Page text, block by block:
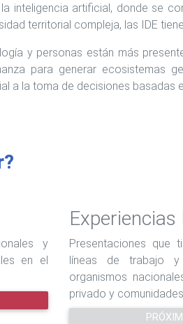
inteligencia artificial, donde se
territorial compleja, las IDE
y personas están más
para generar ecosistemas
a la toma de decisiones basadas
y
en el
Experiencias
Presentaciones que
líneas de trabajo
organismos
privado y